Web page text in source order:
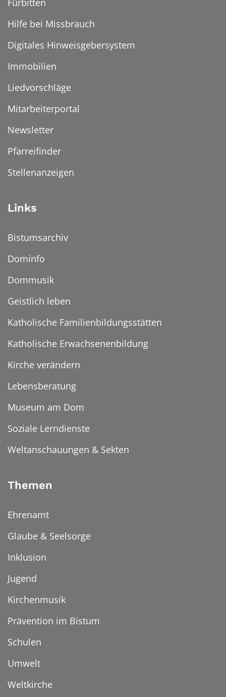
Hilfe bei Missbrauch
Digitales Hinweisgebersystem
Immobilien
Liedvorschläge
Mitarbeiterportal
Newsletter
Pfarreifinder
Stellenanzeigen
Links
Bistumsarchiv
Dominfo
Dommusik
Geistlich leben
Katholische Familienbildungsstätten
Katholische Erwachsenenbildung
Kirche verändern
Lebensberatung
Museum am Dom
Soziale Lerndienste
Weltanschauungen & Sekten
Themen
Ehrenamt
Glaube & Seelsorge
Inklusion
Jugend
Kirchenmusik
Prävention im Bistum
Schulen
Umwelt
Weltkirche